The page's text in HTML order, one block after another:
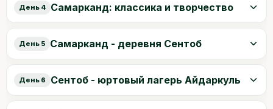
День 4 Самарканд: классика и творчество
День 5 Самарканд - деревня Сентоб
День 6 Сентоб - юртовый лагерь Айдаркуль